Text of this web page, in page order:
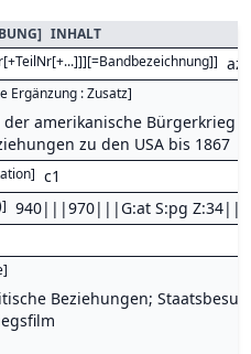
] INHALT
]
Ergänzung : Zusatz]
amerikanische Bürgerkrieg
zu den USA bis 1867
] c1
] 940|||970|||G:at S:pg
]
Beziehungen;